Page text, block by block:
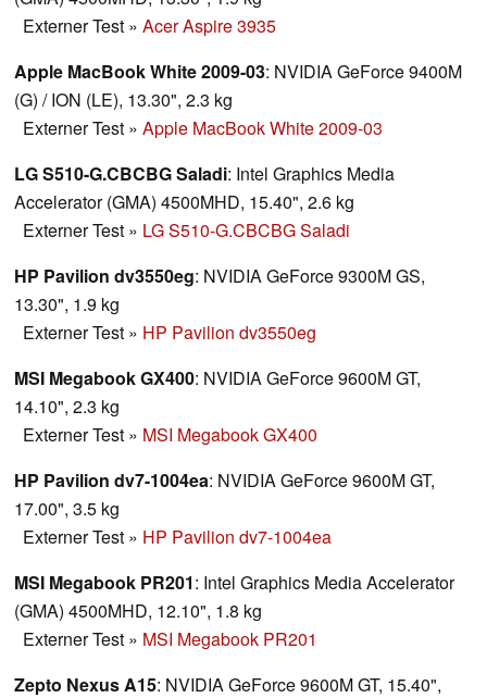
Externer Test » Acer Aspire 3935
Apple MacBook White 2009-03: NVIDIA GeForce 9400M
(G) / ION (LE), 13.30", 2.3 kg
Externer Test » Apple MacBook White 2009-03
LG S510-G.CBCBG Saladi: Intel Graphics Media
Accelerator (GMA) 4500MHD, 15.40", 2.6 kg
Externer Test » LG S510-G.CBCBG Saladi
HP Pavilion dv3550eg: NVIDIA GeForce 9300M GS,
13.30", 1.9 kg
Externer Test » HP Pavilion dv3550eg
MSI Megabook GX400: NVIDIA GeForce 9600M GT,
14.10", 2.3 kg
Externer Test » MSI Megabook GX400
HP Pavilion dv7-1004ea: NVIDIA GeForce 9600M GT,
17.00", 3.5 kg
Externer Test » HP Pavilion dv7-1004ea
MSI Megabook PR201: Intel Graphics Media Accelerator
(GMA) 4500MHD, 12.10", 1.8 kg
Externer Test » MSI Megabook PR201
Zepto Nexus A15: NVIDIA GeForce 9600M GT, 15.40",